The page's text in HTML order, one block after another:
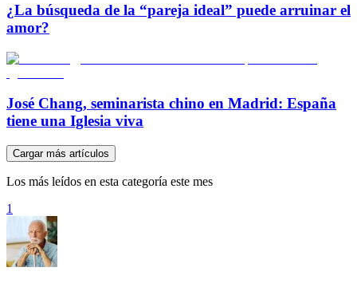
¿La búsqueda de la “pareja ideal” puede arruinar el
amor?
José Chang, seminarista chino en Madrid: España
tiene una Iglesia viva
Cargar más artículos
Los más leídos en esta categoría este mes
1